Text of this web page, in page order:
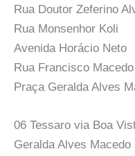
Rua Doutor Zeferino
Rua Monsenhor Koli
Avenida Horácio Neto
Rua Francisco Macedo
Praça Geralda Alves
06 Tessaro via Boa
Geralda Alves Macedo